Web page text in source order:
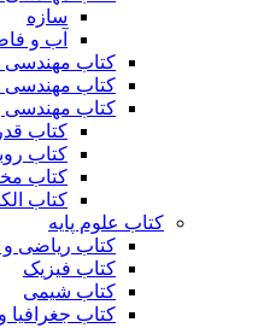
سازه
آب و
کتاب
کتاب مهندسی
کتاب مهندسی
کتاب
کتاب
کتاب
کتاب
کتاب علوم پایه
کتاب ریاضی و
کتاب فیزیک
کتاب شیمی
کتاب